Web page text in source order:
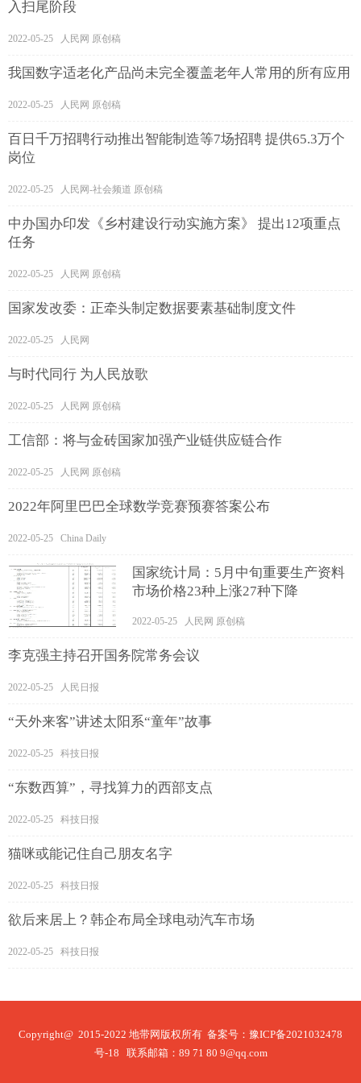
入扫尾阶段
2022-05-25 人民网 原创稿
我国数字适老化产品尚未完全覆盖老年人常用的所有应用
2022-05-25 人民网 原创稿
百日千万招聘行动推出智能制造等7场招聘 提供65.3万个
岗位
2022-05-25 人民网-社会频道 原创稿
中办国办印发《乡村建设行动实施方案》 提出12项重点
任务
2022-05-25 人民网 原创稿
国家发改委：正牵头制定数据要素基础制度文件
2022-05-25 人民网
与时代同行 为人民放歌
2022-05-25 人民网 原创稿
工信部：将与金砖国家加强产业链供应链合作
2022-05-25 人民网 原创稿
2022年阿里巴巴全球数学竞赛预赛答案公布
2022-05-25 China Daily
国家统计局：5月中旬重要生产资料
市场价格23种上涨27种下降
2022-05-25 人民网 原创稿
李克强主持召开国务院常务会议
2022-05-25 人民日报
“天外来客”讲述太阳系“童年”故事
2022-05-25 科技日报
“东数西算”，寻找算力的西部支点
2022-05-25 科技日报
猫咪或能记住自己朋友名字
2022-05-25 科技日报
欲后来居上？韩企布局全球电动汽车市场
2022-05-25 科技日报
Copyright@ 2015-2022 地带网版权所有 备案号： 豫ICP备2021032478
号-18 联系邮箱：89 71 80 9@qq.com